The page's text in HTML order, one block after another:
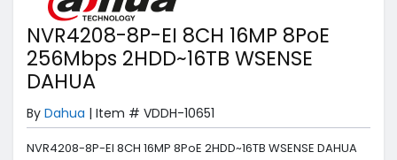
NVR4208-8P-EI 8CH 16MP 8PoE
256Mbps 2HDD~16TB WSENSE
DAHUA
By Dahua | Item # VDDH-10651
NVR4208-8P-EI 8CH 16MP 8PoE 2HDD~16TB WSENSE DAHUA